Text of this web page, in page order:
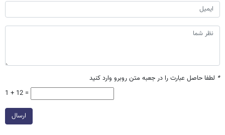
* لطفا حاصل عبارت را در جعبه متن روبرو وارد کنید
1 + 12 =
ارسال